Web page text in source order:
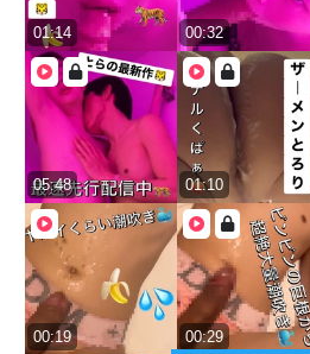
01:14 00:32
05:48 01:10
00:19 00:29